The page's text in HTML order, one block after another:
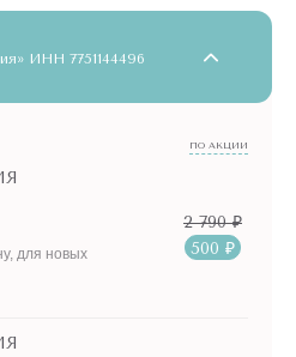
ИНН 7751144496
ПО АКЦИИ
для новых
2 790 ₽
500 ₽